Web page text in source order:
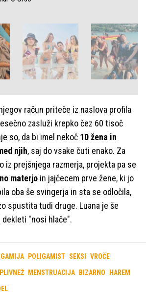
račun priteče iz naslova profila
zasluži krepko čez 60 tisoč
so, da bi imel nekoč 10 žena in
njih, saj do vsake čuti enako. Za
iz prejšnjega razmerja, projekta pa se
materjo in jajčecem prve žene, ki jo
oba še svingerja in sta se odločila,
spustita tudi druge. Luana je še
"nosi hlače".
POLIGAMIST SEKSI VROČE
MENSTRUACIJA BIZARNO HAREM